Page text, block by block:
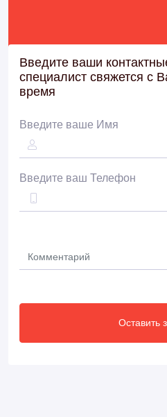
Введите ваши
специалист свяжется с
время
Введите ваше Имя
Введите ваш Телефон